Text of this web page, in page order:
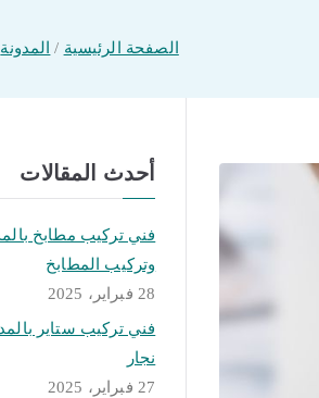
الصفحة الرئيسية المدونة
أحدث المقالات
وتركيب المطابخ
28 فبراير، 2025
نجار
27 فبراير، 2025